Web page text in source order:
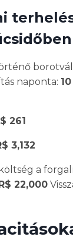
naponta:
261
3,132
a
22,000